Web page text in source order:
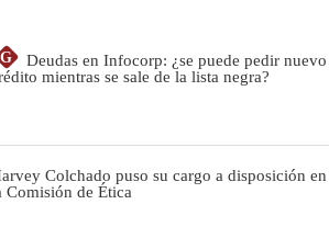
G
Deudas en Infocorp: ¿se puede pedir nuevo
mientras se sale de la lista negra?
Colchado puso su cargo a disposición en
Comisión de Ética